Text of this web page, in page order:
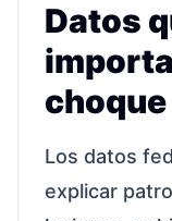
Datos
choque
Los datos
explicar